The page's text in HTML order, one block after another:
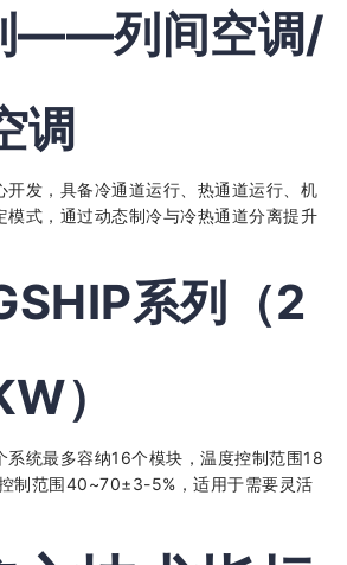
——列间空调/
调
开发，具备冷通道运行、热通道运行、机
模式，通过动态制冷与冷热通道分离提升
系列（2
）
系统最多容纳16个模块，温度控制范围18
范围40~70±3-5%，适用于需要灵活